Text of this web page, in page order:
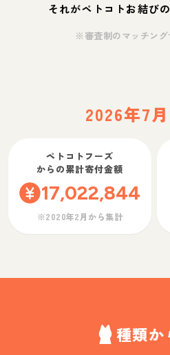
それがペトコトお結び
※審査制のマッチング
2026年7
ペトコトフーズ
からの累計寄付金額
17,022,844
※2020年2月から集計
種類か